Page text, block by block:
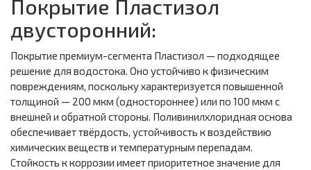
Покрытие Пластизол
двусторонний:
Покрытие премиум-сегмента Пластизол — подходящее
решение для водостока. Оно устойчиво к физическим
повреждениям, поскольку характеризуется повышенной
толщиной — 200 мкм (одностороннее) или по 100 мкм с
внешней и обратной стороны. Поливинилхлоридная основа
обеспечивает твёрдость, устойчивость к воздействию
химических веществ и температурным перепадам.
Стойкость к коррозии имеет приоритетное значение для